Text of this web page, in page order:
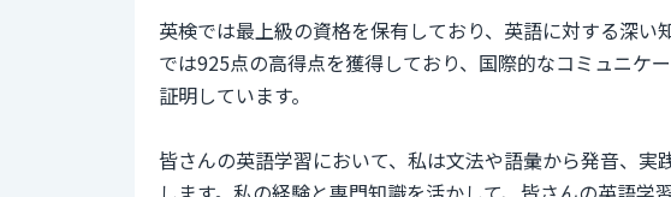
英検では最上級の資格を保有しており、英語に対する深い
では925点の高得点を獲得しており、国際的なコミュニケ
証明しています。
皆さんの英語学習において、私は文法や語彙から発音、